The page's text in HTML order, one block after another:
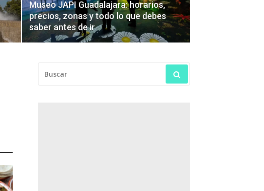
Museo JAPI Guadalajara: horarios,
precios, zonas y todo lo que debes
saber antes de ir